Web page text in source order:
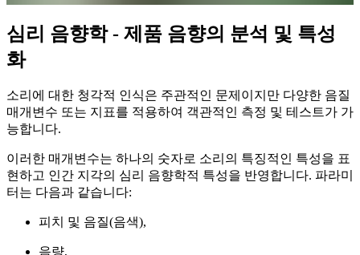
심리 음향학 - 제품 음향의 분석 및 특성
화
소리에 대한 청각적 인식은 주관적인 문제이지만 다양한 음질
매개변수 또는 지표를 적용하여 객관적인 측정 및 테스트가 가
능합니다.
이러한 매개변수는 하나의 숫자로 소리의 특징적인 특성을 표
현하고 인간 지각의 심리 음향학적 특성을 반영합니다. 파라미
터는 다음과 같습니다:
피치 및 음질(음색),
음량,